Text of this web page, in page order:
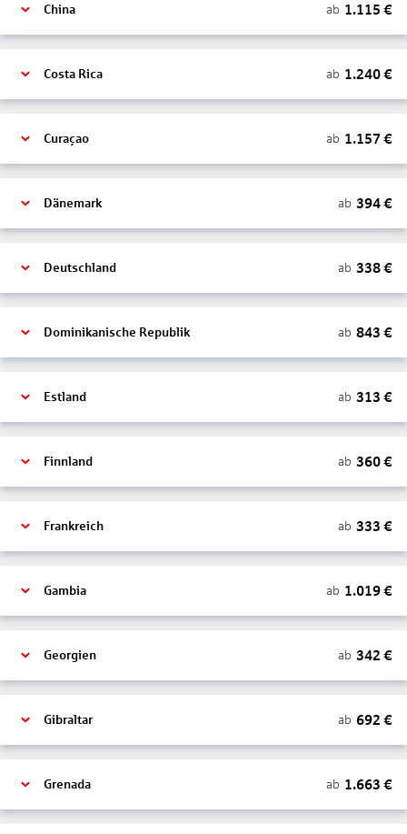
China ab 1.115 €
Costa Rica ab 1.240€
Curaçao ab 1.157 €
Dänemark ab 394€
Deutschland ab 338€
Dominikanische Republik ab 843 €
Estland ab 313 €
Finnland ab 360€
Frankreich ab 333 €
Gambia ab 1.019€
Georgien ab 342 €
Gibraltar ab 692 €
Grenada ab 1.663 €